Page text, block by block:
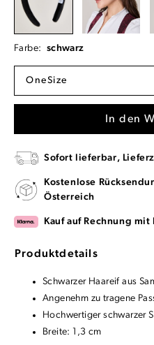
Farbe: schwarz
OneSize
In den
Sofort lieferbar,
Kostenlose
Österreich
Kauf auf Rechnung mit
Produktdetails
Schwarzer Haareif aus
Angenehm zu tragene
Hochwertiger schwarzer
Breite: 1,3 cm